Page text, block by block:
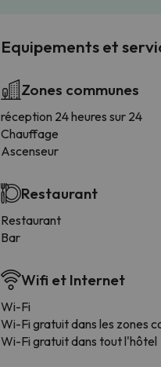
Equipements et
Zones communes
réception 24 heures sur 24
Chauffage
Ascenseur
Restaurant
Restaurant
Bar
Wifi et Internet
Wi-Fi
Wi-Fi gratuit dans les zones
Wi-Fi gratuit dans tout l'hôtel